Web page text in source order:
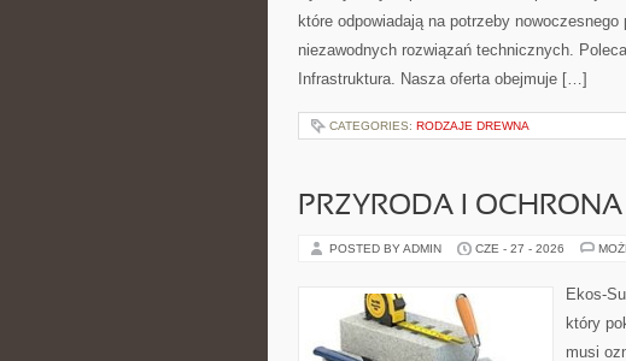
które odpowiadają na potrzeby
niezawodnych rozwiązań technicznych.
Infrastruktura. Nasza oferta obejmuje […]
CATEGORIES: RODZAJE DREWNA
PRZYRODA I
POSTED BY ADMIN CZE - 27 - 2026
Ekos-
który
musi